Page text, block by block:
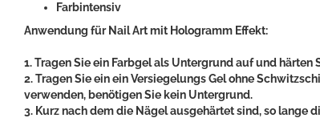
Farbintensiv
Anwendung für Nail Art mit Hologramm Effekt:
1. Tragen Sie ein Farbgel als Untergrund auf und
2. Tragen Sie ein ein Versiegelungs Gel ohne
verwenden, benötigen Sie kein Untergrund.
3. Kurz nach dem die Nägel ausgehärtet sind, so lange